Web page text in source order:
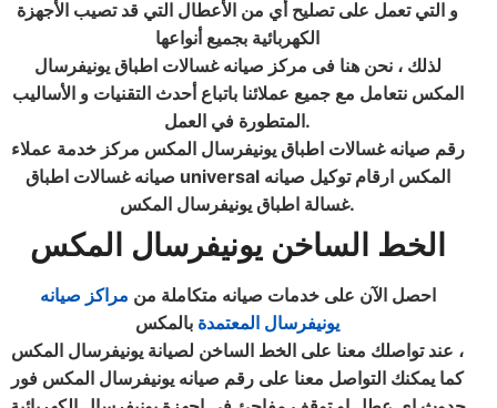
و التي تعمل على تصليح أي من الأعطال التي قد تصيب الأجهزة
الكهربائية بجميع أنواعها
لذلك ، نحن هنا فى مركز صيانه غسالات اطباق يونيفرسال
المكس نتعامل مع جميع عملائنا باتباع أحدث التقنيات و الأساليب
المتطورة في العمل.
رقم صيانه غسالات اطباق يونيفرسال المكس مركز خدمة عملاء
صيانه غسالات اطباق universal المكس ارقام توكيل صيانه
غسالة اطباق يونيفرسال المكس.
الخط الساخن يونيفرسال المكس
احصل الآن على خدمات صيانه متكاملة من مراكز صيانه
يونيفرسال المعتمدة بالمكس
عند تواصلك معنا على الخط الساخن لصيانة يونيفرسال المكس ،
كما يمكنك التواصل معنا على رقم صيانه يونيفرسال المكس فور